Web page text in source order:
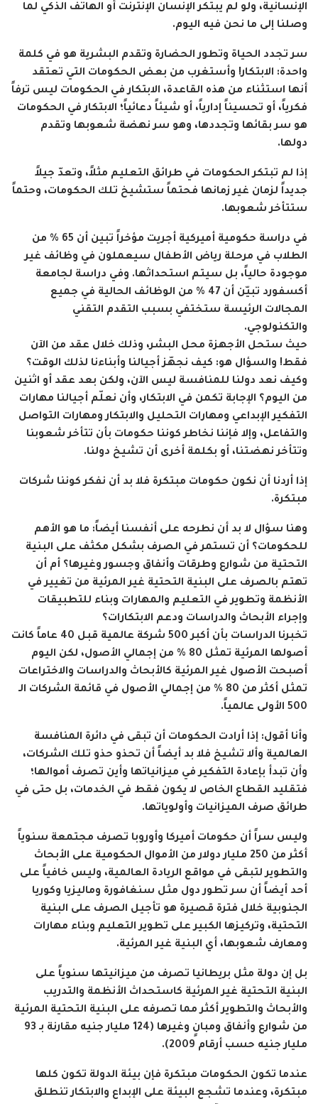
الإنسانية، ولو لم يبتكر الإنسان الإنترنت أو الهاتف الذكي لما
وصلنا إلى ما نحن فيه اليوم.
سر تجدد الحياة وتطور الحضارة وتقدم البشرية هو في كلمة
واحدة: الابتكار! وأستغرب من بعض الحكومات التي تعتقد
أنها استثناء من هذه القاعدة، الابتكار في الحكومات ليس ترفاً
فكرياً، أو تحسيناً إدارياً، أو شيئاً دعائياً؛ الابتكار في الحكومات
هو سر بقائها وتجددها، وهو سر نهضة شعوبها وتقدم
دولها.
إذا لم تبتكر الحكومات في طرائق التعليم مثلاً، وتعدّ جيلاً
جديداً لزمان غير زمانها فحتماً ستشيخ تلك الحكومات، وحتماً
ستتأخر شعوبها.
في دراسة حكومية أميركية أجريت مؤخراً تبين أن 65 % من
الطلاب في مرحلة رياض الأطفال سيعملون في وظائف غير
موجودة حالياً، بل سيتم استحداثها. وفي دراسة لجامعة
أكسفورد تبيّن أن 47 % من الوظائف الحالية في جميع
المجالات الرئيسة ستختفي بسبب التقدم التقني
والتكنولوجي.
حيث ستحل الأجهزة محل البشر، وذلك خلال عقد من الآن
فقط! والسؤال هو: كيف نجهّز أجيالنا وأبناءنا لذلك الوقت؟
وكيف نعد دولنا للمنافسة ليس الآن، ولكن بعد عقد أو اثنين
من اليوم؟ الإجابة تكمن في الابتكار، وأن نعلّم أجيالنا مهارات
التفكير الإبداعي ومهارات التحليل والابتكار ومهارات التواصل
والتفاعل، وإلا فإننا نخاطر كوننا حكومات بأن تتأخر شعوبنا
وتتأخر نهضتنا، أو بكلمة أخرى أن تشيخ دولنا.
إذا أردنا أن نكون حكومات مبتكرة فلا بد أن نفكر كوننا شركات
مبتكرة.
وهنا سؤال لا بد أن نطرحه على أنفسنا أيضاً: ما هو الأهم
للحكومات؟ أن تستمر في الصرف بشكل مكثف على البنية
التحتية من شوارع وطرقات وأنفاق وجسور وغيرها؟ أم أن
تهتم بالصرف على البنية التحتية غير المرئية من تغيير في
الأنظمة وتطوير في التعليم والمهارات وبناء للتطبيقات
وإجراء الأبحاث والدراسات ودعم الابتكارات؟
تخبرنا الدراسات بأن أكبر 500 شركة عالمية قبل 40 عاماً كانت
أصولها المرئية تمثل 80 % من إجمالي الأصول، لكن اليوم
أصبحت الأصول غير المرئية كالأبحاث والدراسات والاختراعات
تمثل أكثر من 80 % من إجمالي الأصول في قائمة الشركات الـ
500 الأولى عالمياً.
وأنا أقول: إذا أرادت الحكومات أن تبقى في دائرة المنافسة
العالمية وألا تشيخ فلا بد أيضاً أن تحذو حذو تلك الشركات،
وأن تبدأ بإعادة التفكير في ميزانياتها وأين تصرف أموالها؛
فتقليد القطاع الخاص لا يكون فقط في الخدمات، بل حتى في
طرائق صرف الميزانيات وأولوياتها.
وليس سراً أن حكومات أميركا وأوروبا تصرف مجتمعة سنوياً
أكثر من 250 مليار دولار من الأموال الحكومية على الأبحاث
والتطوير لتبقى في مواقع الريادة العالمية، وليس خافياً على
أحد أيضاً أن سر تطور دول مثل سنغافورة وماليزيا وكوريا
الجنوبية خلال فترة قصيرة هو تأجيل الصرف على البنية
التحتية، وتركيزها الكبير على تطوير التعليم وبناء مهارات
ومعارف شعوبها، أي البنية غير المرئية.
بل إن دولة مثل بريطانيا تصرف من ميزانيتها سنوياً على
البنية التحتية غير المرئية كاستحداث الأنظمة والتدريب
والأبحاث والتطوير أكثر مما تصرفه على البنية التحتية المرئية
من شوارع وأنفاق ومبانٍ وغيرها (124 مليار جنيه مقارنة بـ 93
مليار جنيه حسب أرقام 2009).
عندما تكون الحكومات مبتكرة فإن بيئة الدولة تكون كلها
مبتكرة، وعندما تشجع البيئة على الإبداع والابتكار تنطلق